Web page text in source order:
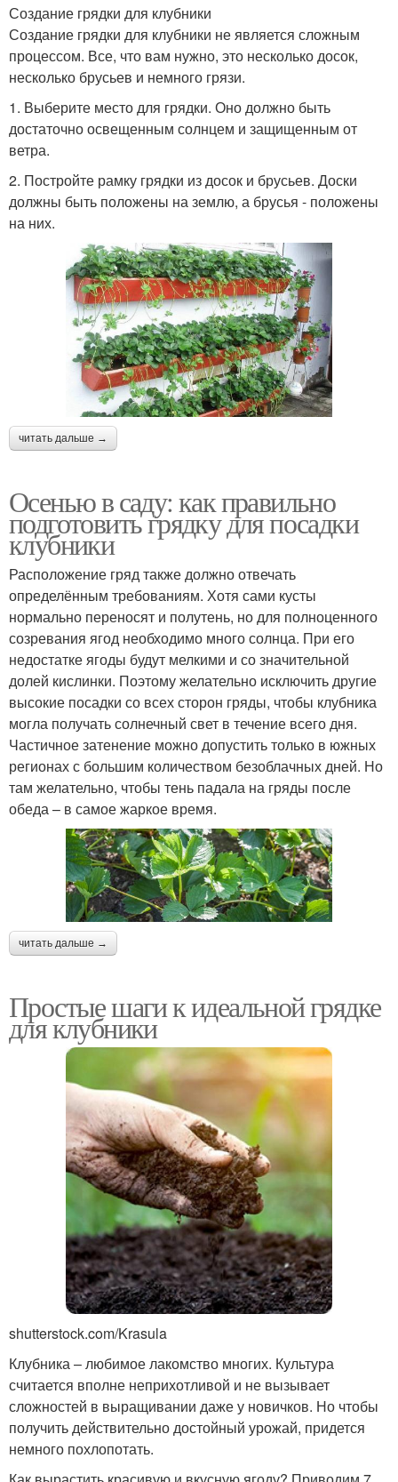
Создание грядки для клубники
Создание грядки для клубники не является сложным
процессом. Все, что вам нужно, это несколько досок,
несколько брусьев и немного грязи.
1. Выберите место для грядки. Оно должно быть
достаточно освещенным солнцем и защищенным от
ветра.
2. Постройте рамку грядки из досок и брусьев. Доски
должны быть положены на землю, а брусья - положены
на них.
читать дальше →
Осенью в саду: как правильно
подготовить грядку для посадки
клубники
Расположение гряд также должно отвечать
определённым требованиям. Хотя сами кусты
нормально переносят и полутень, но для полноценного
созревания ягод необходимо много солнца. При его
недостатке ягоды будут мелкими и со значительной
долей кислинки. Поэтому желательно исключить другие
высокие посадки со всех сторон гряды, чтобы клубника
могла получать солнечный свет в течение всего дня.
Частичное затенение можно допустить только в южных
регионах с большим количеством безоблачных дней. Но
там желательно, чтобы тень падала на гряды после
обеда – в самое жаркое время.
читать дальше →
Простые шаги к идеальной грядке
для клубники
shutterstock.com/Krasula
Клубника – любимое лакомство многих. Культура
считается вполне неприхотливой и не вызывает
сложностей в выращивании даже у новичков. Но чтобы
получить действительно достойный урожай, придется
немного похлопотать.